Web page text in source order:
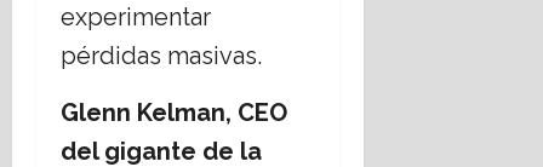
experimentar
pérdidas masivas.
Glenn Kelman, CEO
del gigante de la